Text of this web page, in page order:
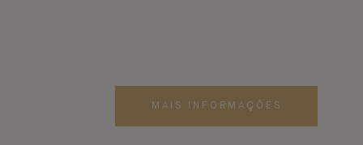
MAIS INFORMAÇÕES